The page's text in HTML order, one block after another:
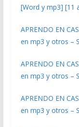
[Word y mp3] [11
APRENDO EN
en mp3 y otros –
APRENDO EN
en mp3 y otros –
APRENDO EN
en mp3 y otros –